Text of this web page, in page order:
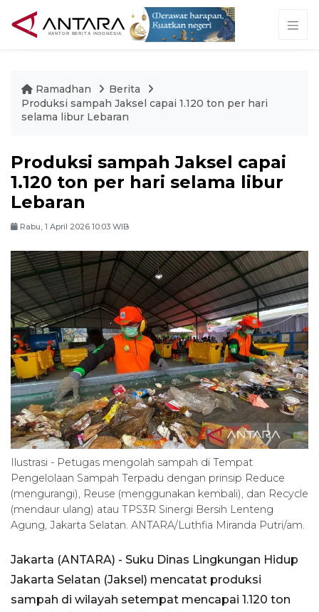
Ramadhan
Berita
Produksi sampah Jaksel capai 1.120 ton per hari
selama libur Lebaran
Produksi sampah Jaksel capai
1.120 ton per hari selama libur
Lebaran
Rabu, 1 April 2026 10:03 WIB
Ilustrasi - Petugas mengolah sampah di Tempat
Pengelolaan Sampah Terpadu dengan prinsip Reduce
(mengurangi), Reuse (menggunakan kembali), dan Recycle
(mendaur ulang) atau TPS3R Sinergi Bersih Lenteng
Agung, Jakarta Selatan. ANTARA/Luthfia Miranda Putri/am.
Jakarta (ANTARA) - Suku Dinas Lingkungan Hidup
Jakarta Selatan (Jaksel) mencatat produksi
sampah di wilayah setempat mencapai 1.120 ton